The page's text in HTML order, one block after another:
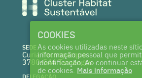
SEDE
Curia Tecnoparque
3780-544 Tamengos
DELEGAÇÃO
COOKIES
As cookies utilizadas neste
informação pessoal que
identificação. Ao continuar
de cookies. Mais informação